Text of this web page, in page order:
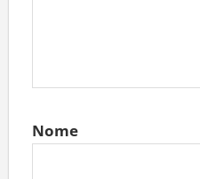
Nome